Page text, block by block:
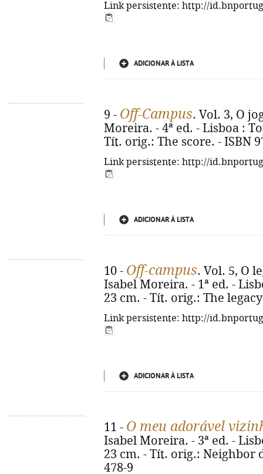
Link persistente: http://
ADICIONAR À LISTA
9 - Off-Campus. Vol. 3, O
Moreira. - 4ª ed. - Lisboa :
Tít. orig.: The score. - ISBN
Link persistente: http://
ADICIONAR À LISTA
10 - Off-campus. Vol. 5, O
Isabel Moreira. - 1ª ed. -
23 cm. - Tít. orig.: The
Link persistente: http://
ADICIONAR À LISTA
11 - O meu adorável
Isabel Moreira. - 3ª ed. -
23 cm. - Tít. orig.: Neighbor
478-9